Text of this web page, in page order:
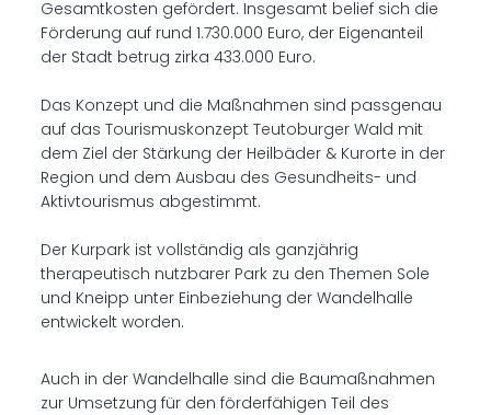
Gesamtkosten gefördert. Insgesamt belief sich die
Förderung auf rund 1.730.000 Euro, der Eigenanteil
der Stadt betrug zirka 433.000 Euro.
Das Konzept und die Maßnahmen sind passgenau
auf das Tourismuskonzept Teutoburger Wald mit
dem Ziel der Stärkung der Heilbäder & Kurorte in der
Region und dem Ausbau des Gesundheits- und
Aktivtourismus abgestimmt.
Der Kurpark ist vollständig als ganzjährig
therapeutisch nutzbarer Park zu den Themen Sole
und Kneipp unter Einbeziehung der Wandelhalle
entwickelt worden.
Auch in der Wandelhalle sind die Baumaßnahmen
zur Umsetzung für den förderfähigen Teil des